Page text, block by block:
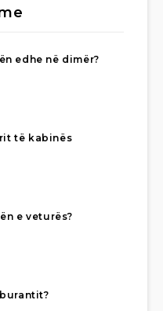
edhe në dimër?
të kabinës
e veturës?